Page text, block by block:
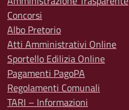
Concorsi
Albo Pretorio
Atti Amministrativi Online
Sportello Edilizia Online
Pagamenti PagoPA
Regolamenti Comunali
TARI – Informazioni